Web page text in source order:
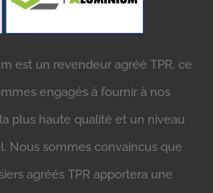
est un revendeur agréé TPR, ce
engagés à fournir à nos
plus haute qualité et un niveau
Nous sommes convaincus que
agréés TPR apportera une